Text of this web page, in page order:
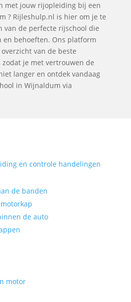
met jouw rijopleiding bij een
? Rijleshulp.nl is hier om je te
van de perfecte rijschool die
en behoeften. Ons platform
van de beste
je met vertrouwen de
langer en ontdek vandaag
in Wijnaldum via
en controle handelingen
de banden
de auto
motor